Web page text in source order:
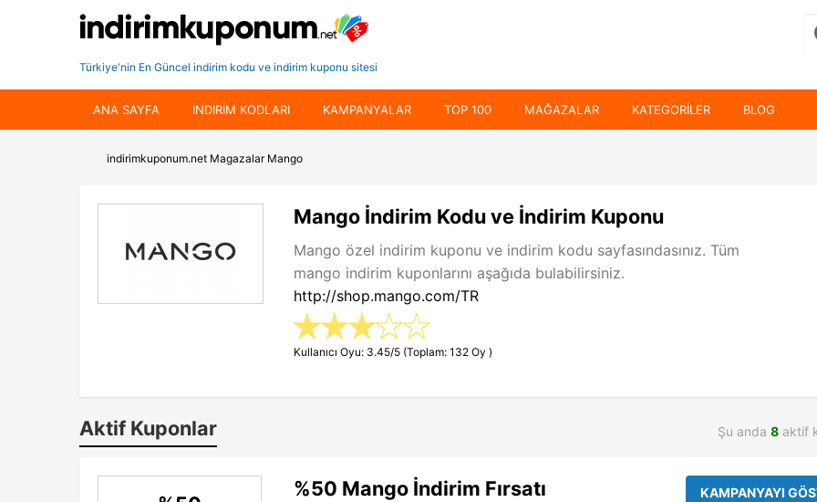
Türkiye'nin En Güncel indirim kodu ve indirim kuponu sitesi
ANA SAYFA INDIRIM KODLARI KAMPANYALAR TOP 100 MAĞAZALAR KATEGORILER BLOG
indirimkuponum.net Magazalar Mango
Mango İndirim Kodu ve İndirim Kuponu
Mango özel indirim kuponu ve indirim kodu sayfasındasınız. Tüm
mango indirim kuponlarını aşağıda bulabilirsiniz.
http://shop.mango.com/TR
Kullanıcı Oyu: 3.45/5 (Toplam: 132 Oy )
Aktif Kuponlar Şu anda 8 aktif
%50 Mango İndirim Fırsatı KAMPANYAYI